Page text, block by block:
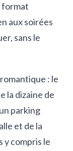
format
aux soirées
sans le
: le
la dizaine de
parking
et de la
y compris le